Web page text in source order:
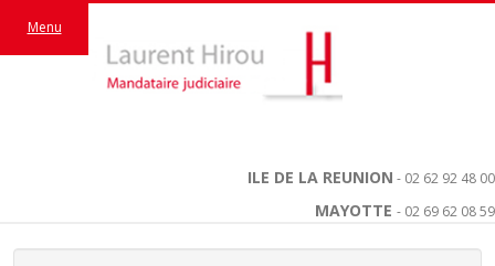
ILE DE LA REUNION - 02 62 92 48 00
MAYOTTE - 02 69 62 08 59
Menu